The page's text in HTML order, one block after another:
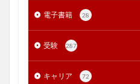
電子書籍 28
受験 287
キャリア 72